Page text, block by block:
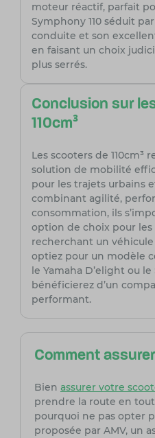
moteur réactif, parfait
Symphony 110 séduit
conduite et son
en faisant un choix
plus serrés.
Conclusion sur
110cm³
Les scooters de 110cm³
solution de mobilité
pour les trajets urbains
combinant agilité,
consommation, ils
option de choix pour
recherchant un
optiez pour un modèle
le Yamaha D’elight ou
bénéficierez d’un
performant.
Comment
Bien assurer votre
prendre la route en
pourquoi ne pas opter
proposée par AMV, un